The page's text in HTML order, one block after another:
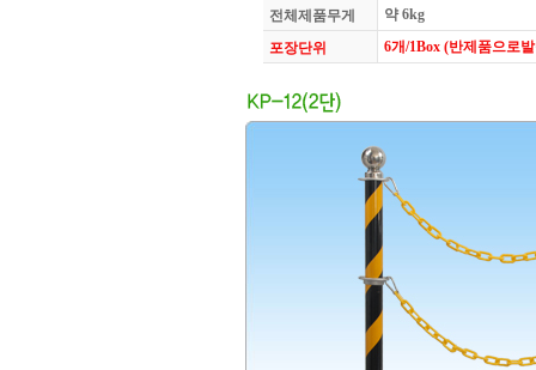
전체제품무게
약 6kg
포장단위
6개/1Box (반제품으로